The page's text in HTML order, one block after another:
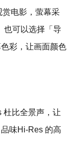
赏电影，萤幕采
也可以选择「导
彩，让画面颜色
杜比全景声，让
味Hi-Res 的高